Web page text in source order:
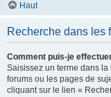
Haut
Recherche dans les
Comment puis-je
Saisissez un terme dans
forums ou les pages de
cliquant sur le lien «